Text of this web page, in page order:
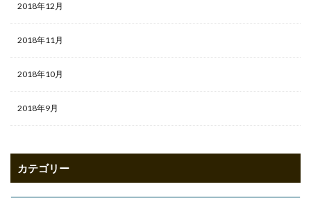
2018年12月
2018年11月
2018年10月
2018年9月
カテゴリー